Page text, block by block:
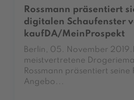
Rossmann präsentiert
digitalen Schaufenster
kaufDA/MeinProspekt
Berlin, 05. November
meistvertretene
Rossmann präsentiert seine
Angebo...